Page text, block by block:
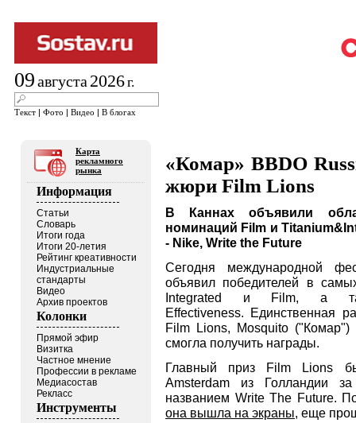
09августа 2026г.
Текст | Фото | Видео | В блогах
Карта
рекламного
рынка
Информация
Статьи
Словарь
Итоги года
Итоги 20-летия
Рейтинг креативности
Индустриальные
стандарты
Видео
Архив проектов
Колонки
Прямой эфир
Визитка
Частное мнение
Профессии в рекламе
Медиасостав
Рекласс
Инструменты
«Комар» BBDO
жюри Film Lions
В Каннах объявили
номинаций Film и
- Nike, Write the Future
Сегодня международной
объявил победителей в
Integrated и Film, а
Effectiveness. Единственная
Film Lions, Mosquito
смогла получить награды.
Главный приз Film Lions
Amsterdam из Голландии
названием Write The Future.
она вышла на экраны, еще